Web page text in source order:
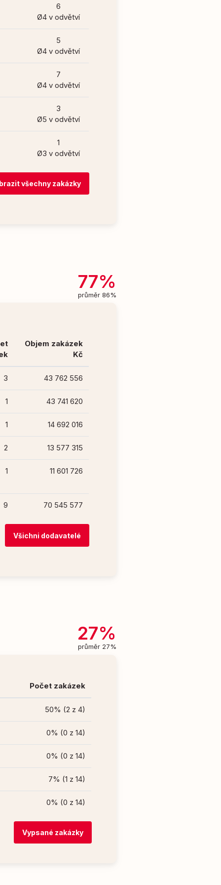
6
Ø4 v odvětví
5
Ø4 v odvětví
7
Ø4 v odvětví
3
Ø5 v odvětví
1
Ø3 v odvětví
všechny zakázky
77%
průměr 86%
Objem zakázek
Kč
3 43 762 556
1 43 741 620
1 14 692 016
2 13 577 315
1 11 601 726
9 70 545 577
Všichni dodavatelé
27%
průměr 27%
Počet zakázek
50% (2 z 4)
0% (0 z 14)
0% (0 z 14)
7% (1 z 14)
0% (0 z 14)
Vypsané zakázky